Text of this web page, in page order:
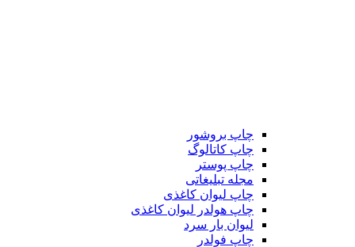
چاپ بروشور
چاپ کاتالوگ
چاپ پوستر
مجله تبلیغاتی
چاپ لیوان کاغذی
چاپ هولدر لیوان کاغذی
لیوان بار سرد
چاپ فولدر